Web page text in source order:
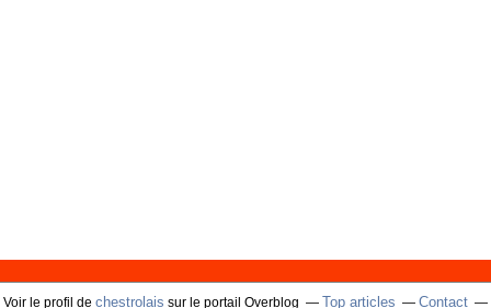
Voir le profil de chestrolais sur le portail Overblog Top articles Contact